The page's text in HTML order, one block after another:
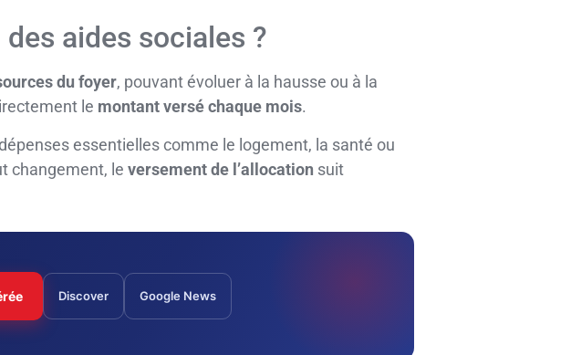
aides sociales ?
du foyer, pouvant évoluer à la hausse ou à la
le montant versé chaque mois.
essentielles comme le logement, la santé ou
changement, le versement de l’allocation suit
Discover Google News